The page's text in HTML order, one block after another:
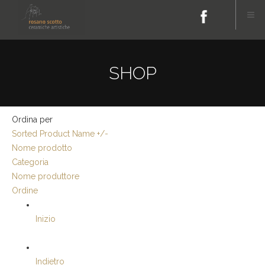
SHOP
Ordina per
Sorted Product Name +/-
Nome prodotto
Categoria
Nome produttore
Ordine
Inizio
Indietro